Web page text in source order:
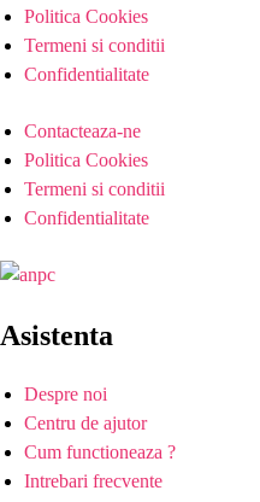
Politica Cookies
Termeni si conditii
Confidentialitate
Contacteaza-ne
Politica Cookies
Termeni si conditii
Confidentialitate
Asistenta
Despre noi
Centru de ajutor
Cum functioneaza ?
Intrebari frecvente